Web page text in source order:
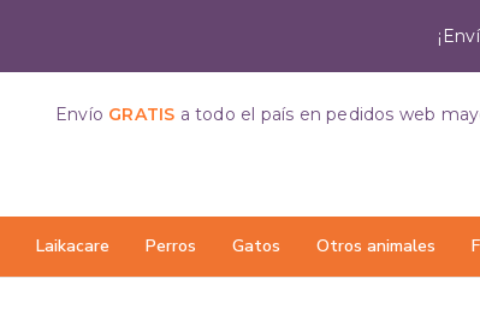
Laikacare Perros Gatos Otros animales
Envío GRATIS a todo el país en pedidos web